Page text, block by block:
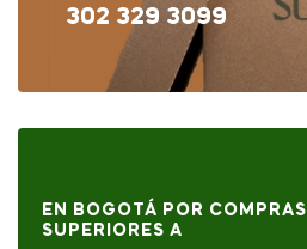
302 329 3099
EN BOGOTÁ POR COMPRAS
SUPERIORES A